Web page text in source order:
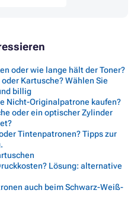
oder wie lange hält der Toner?
Kartusche? Wählen Sie
billig
Nicht-Originalpatrone kaufen?
oder ein optischer Zylinder
Tintenpatronen? Tipps zur
Lösung: alternative
auch beim Schwarz-Weiß-